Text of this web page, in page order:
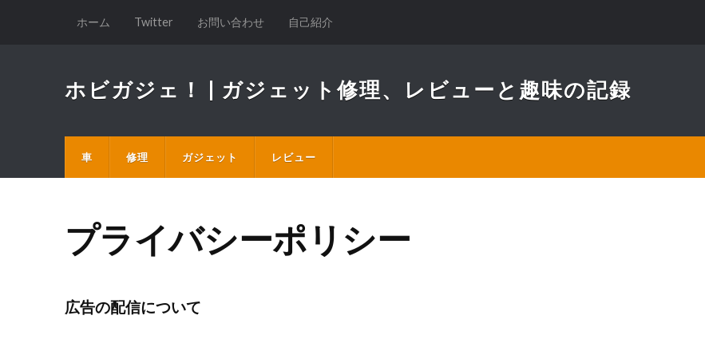
ホーム Twitter お問い合わせ 自己紹介
ホビガジェ！ | ガジェット修理、レビューと趣味の記録
車 修理 ガジェット レビュー
プライバシーポリシー
広告の配信について